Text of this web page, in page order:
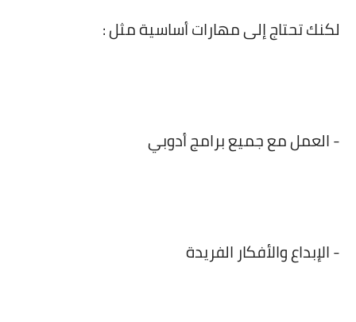
لكنك تحتاج إلى مهارات أساسية مثل :
- العمل مع جميع برامج أدوبي
- الإبداع والأفكار الفريدة